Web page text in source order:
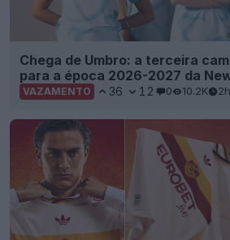
Chega de Umbro: a terceira
para a época 2026-2027 da
VAZAMENTO 36 12 0 10.2K 2h